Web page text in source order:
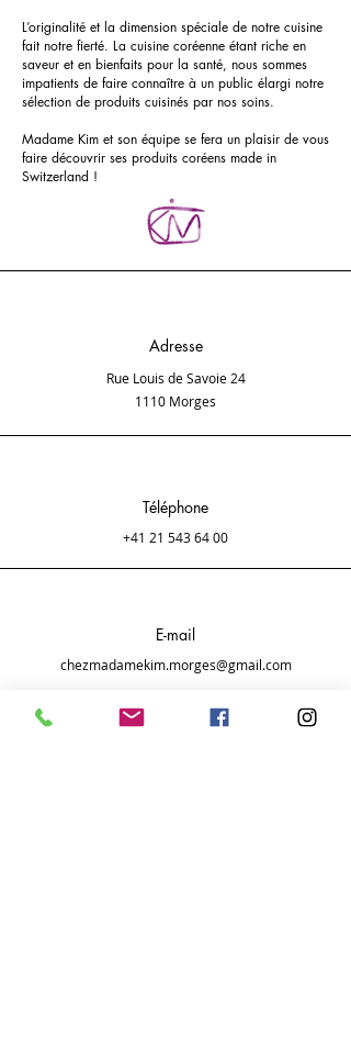
L’originalité et la dimension spéciale de notre cuisine
fait notre fierté. La cuisine coréenne étant riche en
saveur et en bienfaits pour la santé, nous sommes
impatients de faire connaître à un public élargi notre
sélection de produits cuisinés par nos soins.
Madame Kim et son équipe se fera un plaisir de vous
faire découvrir ses produits coréens made in
Switzerland !
Adresse
Rue Louis de Savoie 24
1110 Morges
Téléphone
+41 21 543 64 00
E-mail
chezmadamekim.morges@gmail.com